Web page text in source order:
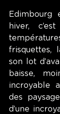
Edimbourg
hiver,
frisquettes,
son lot
baisse,
incroyable
des
d’une